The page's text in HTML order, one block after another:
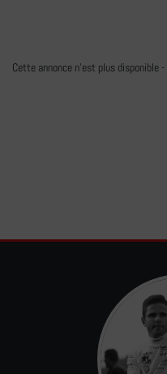
Cette annonce n'est plus disponible -